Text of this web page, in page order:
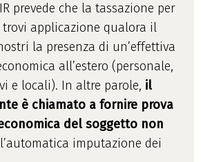
prevede che la tassazione per
applicazione qualora il
la presenza di un’effettiva
all’estero (personale,
e locali). In altre parole, il
è chiamato a fornire prova
del soggetto non
imputazione dei